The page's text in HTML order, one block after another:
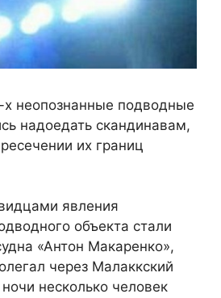
неопознанные подводные
надоедать скандинавам,
их границ
явления
объекта стали
«Антон Макаренко»,
через Малаккский
несколько человек